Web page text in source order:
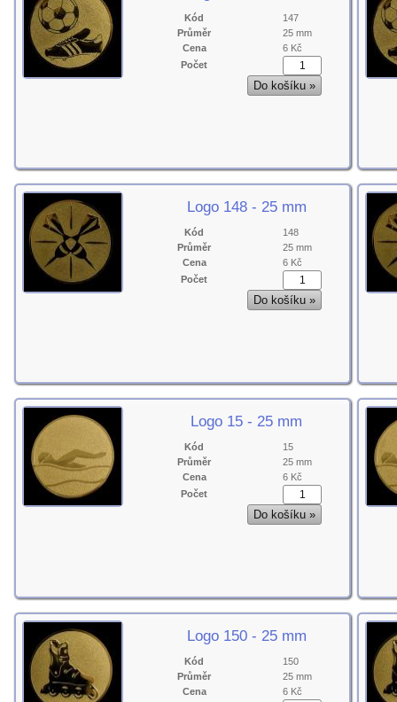
Kód
147
Průměr
25 mm
Cena
6 Kč
Počet
Logo 148 - 25 mm
Kód
148
Průměr
25 mm
Cena
6 Kč
Počet
Logo 15 - 25 mm
Kód
15
Průměr
25 mm
Cena
6 Kč
Počet
Logo 150 - 25 mm
Kód
150
Průměr
25 mm
Cena
6 Kč